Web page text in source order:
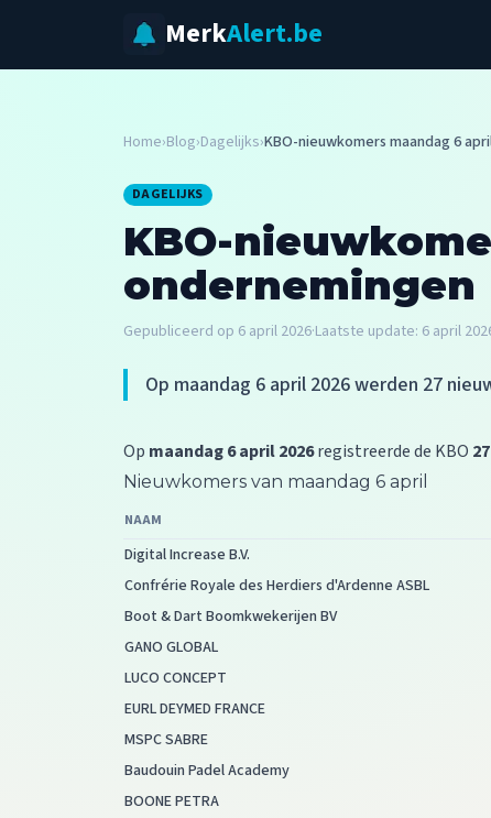
MerkAlert.be
Home›Blog›Dagelijks›KBO-nieuwkomers maandag 6
DAGELIJKS
KBO-
ondernemingen
Gepubliceerd op 6 april 2026·Laatste update: 6 april
Op maandag 6 april 2026 werden 27
Op maandag 6 april 2026registreerde de KBO
Nieuwkomers van maandag 6 april
NAAM
Digital Increase B.V.
Confrérie Royale des Herdiers d'Ardenne ASBL
Boot & Dart Boomkwekerijen BV
GANO GLOBAL
LUCO CONCEPT
EURL DEYMED FRANCE
MSPC SABRE
Baudouin Padel Academy
BOONE PETRA